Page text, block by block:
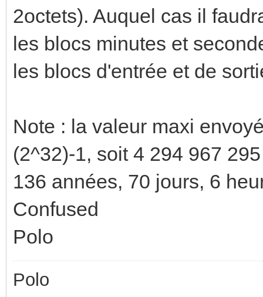
2octets). Auquel cas il
les blocs minutes et
les blocs d'entrée et de
Note : la valeur maxi
(2^32)-1, soit 4 294 967
136 années, 70 jours, 6
Confused
Polo
Polo